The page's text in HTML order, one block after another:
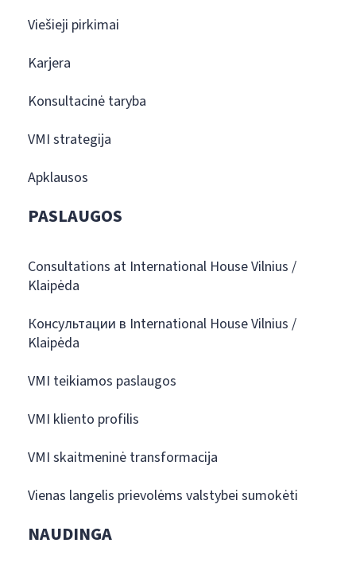
Viešieji pirkimai
Karjera
Konsultacinė taryba
VMI strategija
Apklausos
PASLAUGOS
Consultations at International House Vilnius /
Klaipėda
Консультации в International House Vilnius /
Klaipėda
VMI teikiamos paslaugos
VMI kliento profilis
VMI skaitmeninė transformacija
Vienas langelis prievolėms valstybei sumokėti
NAUDINGA